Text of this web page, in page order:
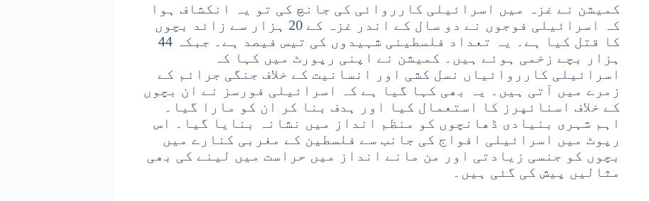
کمیشن نے غزہ میں اسرائیلی کارروائی کی جانچ کی تو یہ انکشاف ہوا
کہ اسرائیلی فوجوں نے دو سال کے اندر غزہ کے 20 ہزار سے زائد بچوں
کا قتل کیا ہے۔ یہ تعداد فلسطینی شہیدوں کی تیس فیصد ہے۔ جبکہ 44
ہزار بچے زخمی ہوئے ہیں۔ کمیشن نے اپنی رپورٹ میں کہا کہ
اسرائیلی کارروائیاں نسل کشی اور انسانیت کے خلاف جنگی جرائم کے
زمرے میں آتی ہیں۔ یہ بھی کہا گیا ہے کہ اسرائیلی فورسز نے ان بچوں
کے خلاف اسنائپرز کا استعمال کیا اور ہدف بنا کر ان کو مارا گیا۔
اہم شہری بنیادی ڈھانچوں کو منظم انداز میں نشانہ بنایا گیا۔ اس
رپوٹ میں اسرائیلی افواج کی جانب سے فلسطین کے مغربی کنارے میں
بچوں کو جنسی زیادتی اور من مانے انداز میں حراست میں لینے کی بھی
مثالیں پیش کی گئی ہیں۔